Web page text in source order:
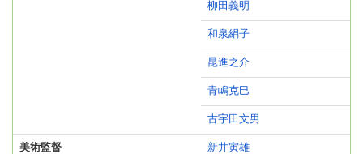
柳田義明
和泉絹子
昆進之介
青嶋克巳
古宇田文男
美術監督 新井寅雄